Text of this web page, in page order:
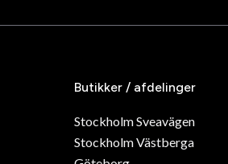
Butikker / afdelinger
Stockholm Sveavägen
Stockholm Västberga